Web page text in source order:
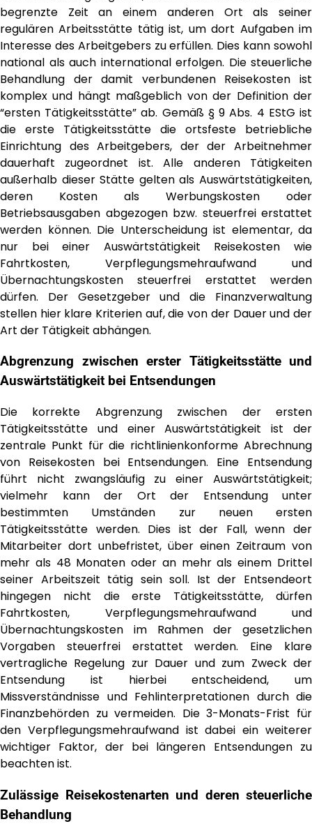
begrenzte Zeit an einem anderen Ort als seiner
regulären Arbeitsstätte tätig ist, um dort Aufgaben im
Interesse des Arbeitgebers zu erfüllen. Dies kann sowohl
national als auch international erfolgen. Die steuerliche
Behandlung der damit verbundenen Reisekosten ist
komplex und hängt maßgeblich von der Definition der
“ersten Tätigkeitsstätte” ab. Gemäß § 9 Abs. 4 EStG ist
die erste Tätigkeitsstätte die ortsfeste betriebliche
Einrichtung des Arbeitgebers, der der Arbeitnehmer
dauerhaft zugeordnet ist. Alle anderen Tätigkeiten
außerhalb dieser Stätte gelten als Auswärtstätigkeiten,
deren Kosten als Werbungskosten oder
Betriebsausgaben abgezogen bzw. steuerfrei erstattet
werden können. Die Unterscheidung ist elementar, da
nur bei einer Auswärtstätigkeit Reisekosten wie
Fahrtkosten, Verpflegungsmehraufwand und
Übernachtungskosten steuerfrei erstattet werden
dürfen. Der Gesetzgeber und die Finanzverwaltung
stellen hier klare Kriterien auf, die von der Dauer und der
Art der Tätigkeit abhängen.
Abgrenzung zwischen erster Tätigkeitsstätte und
Auswärtstätigkeit bei Entsendungen
Die korrekte Abgrenzung zwischen der ersten
Tätigkeitsstätte und einer Auswärtstätigkeit ist der
zentrale Punkt für die richtlinienkonforme Abrechnung
von Reisekosten bei Entsendungen. Eine Entsendung
führt nicht zwangsläufig zu einer Auswärtstätigkeit;
vielmehr kann der Ort der Entsendung unter
bestimmten Umständen zur neuen ersten
Tätigkeitsstätte werden. Dies ist der Fall, wenn der
Mitarbeiter dort unbefristet, über einen Zeitraum von
mehr als 48 Monaten oder an mehr als einem Drittel
seiner Arbeitszeit tätig sein soll. Ist der Entsendeort
hingegen nicht die erste Tätigkeitsstätte, dürfen
Fahrtkosten, Verpflegungsmehraufwand und
Übernachtungskosten im Rahmen der gesetzlichen
Vorgaben steuerfrei erstattet werden. Eine klare
vertragliche Regelung zur Dauer und zum Zweck der
Entsendung ist hierbei entscheidend, um
Missverständnisse und Fehlinterpretationen durch die
Finanzbehörden zu vermeiden. Die 3-Monats-Frist für
den Verpflegungsmehraufwand ist dabei ein weiterer
wichtiger Faktor, der bei längeren Entsendungen zu
beachten ist.
Zulässige Reisekostenarten und deren steuerliche
Behandlung